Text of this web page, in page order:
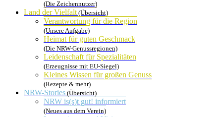
(Die Zeichennutzer)
Land der Vielfalt(Übersicht)
Verantwortung für die Region
(Unsere Aufgabe)
Heimat für guten Geschmack
(Die NRW-Genussregionen)
Leidenschaft für Spezialitäten
(Erzeugnisse mit EU-Siegel)
Kleines Wissen für großen Genuss
(Rezepte & mehr)
NRW-Stories (Übersicht)
NRW is(s)t gut! informiert
(Neues aus dem Verein)